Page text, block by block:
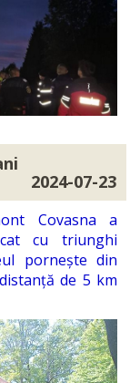
2024-07-23
Covasna a
cu triunghi
pornește din
de 5 km